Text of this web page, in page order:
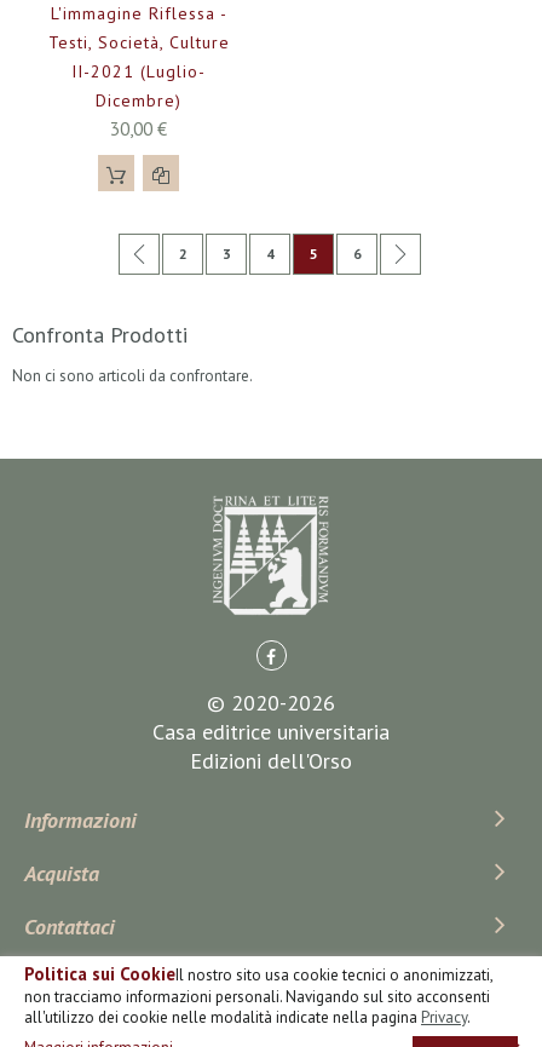
Politica sui CookieIl nostro sito usa cookie tecnici o anonimizzati,
non tracciamo informazioni personali. Navigando sul sito acconsenti
all'utilizzo dei cookie nelle modalità indicate nella pagina Privacy.
L'immagine Riflessa -
Testi, Società, Culture
II-2021 (luglio-
Dicembre)
30,00 €
Pagina Pagina
Precedente
Pagina
2 Pagina
3 Pagina
4 Attualmente stai leggendo la
5 Pagina
6
Confronta Prodotti
Non ci sono articoli da confrontare.
© 2020-2026
Casa editrice universitaria
Edizioni dell'Orso
Informazioni
Acquista
Contattaci
Iscriviti Alla Newsletter